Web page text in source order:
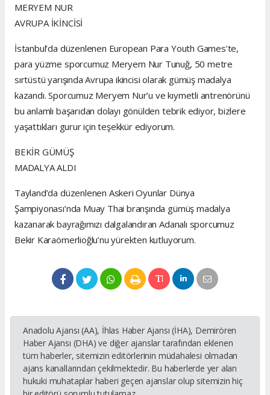
MERYEM NUR
AVRUPA İKİNCİSİ
İstanbul’da düzenlenen European Para Youth Games’te,
para yüzme sporcumuz Meryem Nur Tunuğ, 50 metre
sırtüstü yarışında Avrupa ikincisi olarak gümüş madalya
kazandı. Sporcumuz Meryem Nur’u ve kıymetli antrenörünü
bu anlamlı başarıdan dolayı gönülden tebrik ediyor, bizlere
yaşattıkları gurur için teşekkür ediyorum.
BEKİR GÜMÜŞ
MADALYA ALDI
Tayland’da düzenlenen Askeri Oyunlar Dünya
Şampiyonası’nda Muay Thai branşında gümüş madalya
kazanarak bayrağımızı dalgalandıran Adanalı sporcumuz
Bekir Karaömerlioğlu’nu yürekten kutluyorum.
Anadolu Ajansı (AA), İhlas Haber Ajansı (İHA), Demirören
Haber Ajansı (DHA) ve diğer ajanslar tarafından eklenen
tüm haberler, sitemizin editörlerinin müdahalesi olmadan
ajans kanallarından çekilmektedir. Bu haberlerde yer alan
hukuki muhataplar haberi geçen ajanslar olup sitemizin hiç